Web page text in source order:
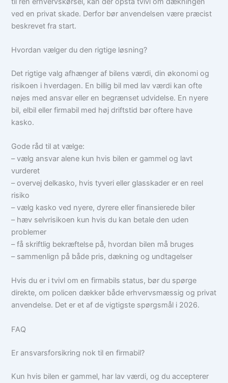
ved en privat skade. Derfor bør anvendelsen være præcist
beskrevet fra start.
Hvordan vælger du den rigtige løsning?
Det rigtige valg afhænger af bilens værdi, din økonomi og
risikoen i hverdagen. En billig bil med lav værdi kan ofte
nøjes med ansvar eller en begrænset udvidelse. En nyere
bil, elbil eller firmabil med høj driftstid bør oftere have
kasko.
Gode råd til at vælge:
– vælg ansvar alene kun hvis bilen er gammel og lavt
vurderet
– overvej delkasko, hvis tyveri eller glasskader er en reel
risiko
– vælg kasko ved nyere, dyrere eller finansierede biler
– hæv selvrisikoen kun hvis du kan betale den uden
problemer
– få skriftlig bekræftelse på, hvordan bilen må bruges
– sammenlign på både pris, dækning og undtagelser
Hvis du er i tvivl om en firmabils status, bør du spørge
direkte, om policen dækker både erhvervsmæssig og privat
anvendelse. Det er et af de vigtigste spørgsmål i 2026.
FAQ
Er ansvarsforsikring nok til en firmabil?
Kun hvis bilen er gammel, har lav værdi, og du accepterer